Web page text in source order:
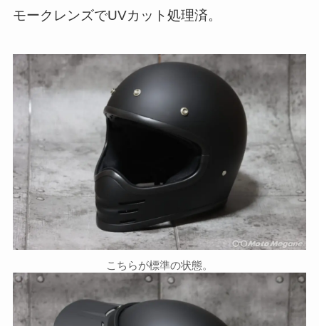
モークレンズでUVカット処理済。
こちらが標準の状態。